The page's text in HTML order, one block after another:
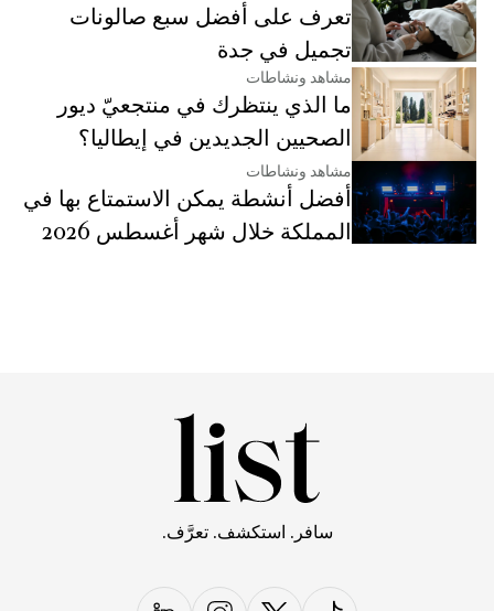
تعرف على أفضل سبع صالونات
تجميل في جدة
مشاهد ونشاطات
ما الذي ينتظرك في منتجعيّ ديور
الصحيين الجديدين في إيطاليا؟
مشاهد ونشاطات
أفضل أنشطة يمكن الاستمتاع بها في
المملكة خلال شهر أغسطس 2026
سافر. استكشف. تعرَّف.